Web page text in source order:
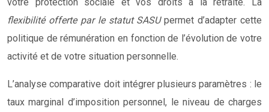
flexibilité offerte par le statut SASUpermet d’adapter cette
politique de rémunération en fonction de l’évolution de votre
activité et de votre situation personnelle.
L’analyse comparative doit intégrer plusieurs paramètres : le
taux marginal d’imposition personnel, le niveau de charges